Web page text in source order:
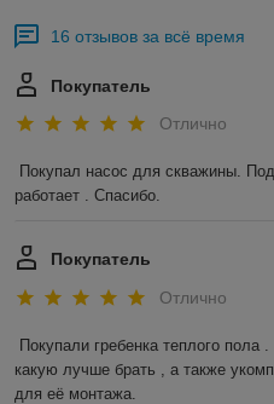
16 отзывов за всё время
Покупатель
Отлично
Покупал насос для скважины.
работает . Спасибо.
Покупатель
Отлично
Покупали гребенка теплого пола
какую лучше брать , а также
для её монтажа.